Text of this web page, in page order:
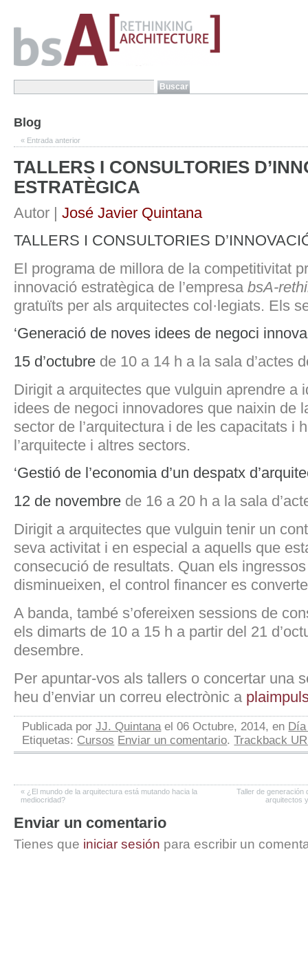
Blog
« Entrada anterior
TALLERS I CONSULTORIES
ESTRATÈGICA
Autor | José Javier Quintana
TALLERS I CONSULTORIES
El programa de millora de la competitivitat
innovació estratègica de l’empresa bsA-
gratuïts per als arquitectes col·legiats. Els
‘Generació de noves idees de negoci
15 d’octubre de 10 a 14 h a la sala d’actes
Dirigit a arquitectes que vulguin aprendre a
idees de negoci innovadores que naixin de
sector de l’arquitectura i de les capacitats i
l’arquitecte i altres sectors.
‘Gestió de l’economia d’un despatx
12 de novembre de 16 a 20 h a la sala
Dirigit a arquitectes que vulguin tenir un
seva activitat i en especial a aquells que
consecució de resultats. Quan els
disminueixen, el control financer es
A banda, també s’ofereixen sessions de
els dimarts de 10 a 15 h a partir del 21
desembre.
Per apuntar-vos als tallers o concertar una
heu d’enviar un correu electrònic a
Publicada porJJ. Quintanael 06 Octubre, 2014, en
Etiquetas: Cursos Enviar un comentario.Trackback
« ¿El mundo de la arquitectura está mutando hacia la
mediocridad?
Taller de generación
arquitectos
Enviar un comentario
Tienes que iniciar sesión para escribir un